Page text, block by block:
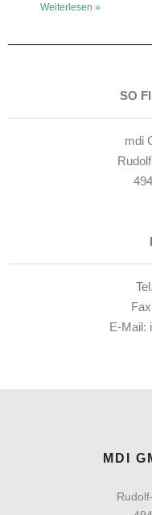
Weiterlesen »
SO
mdi
E-Mail:
MDI